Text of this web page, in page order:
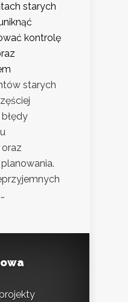
starych
kontrolę
starych